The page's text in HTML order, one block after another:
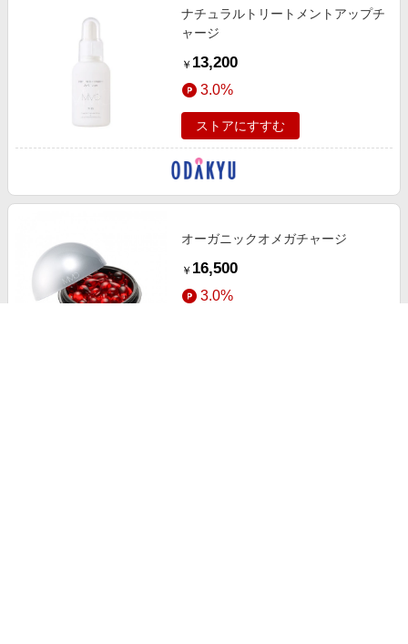
ナチュラルトリートメントアップチ
ャージ
￥ 13,200
3.0%
ストアにすすむ
オーガニックオメガチャージ
￥ 16,500
3.0%